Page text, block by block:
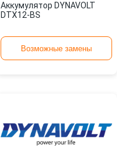
Аккумулятор DYNAVOLT
DTX12-BS
Возможные замены